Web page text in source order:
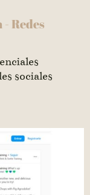
Redes
sociales